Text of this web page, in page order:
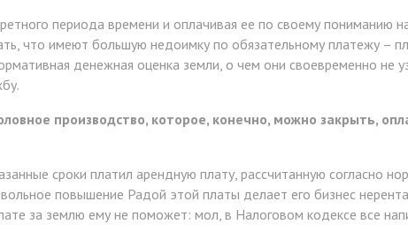
периода времени и оплачивая ее по своему пониманию
что имеют большую недоимку по обязательному платежу –
денежная оценка земли, о чем они своевременно не
производство, которое, конечно, можно закрыть,
сроки платил арендную плату, рассчитанную согласно
повышение Радой этой платы делает его бизнес
за землю ему не поможет: мол, в Налоговом кодексе все